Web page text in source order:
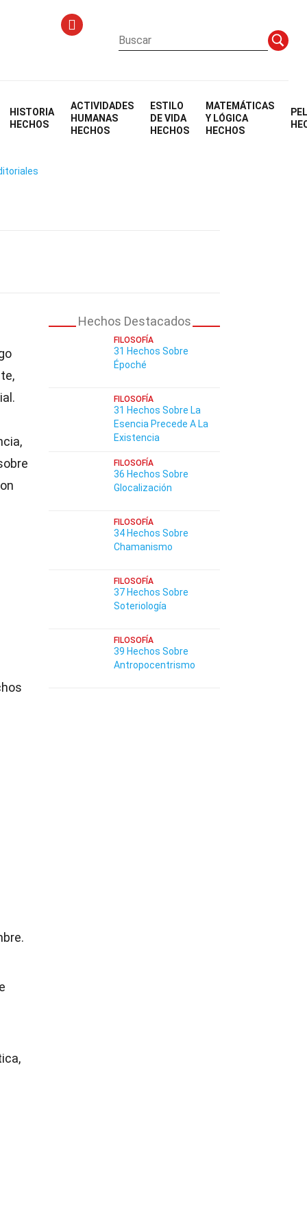
HISTORIA
HECHOS
ACTIVIDADES
HUMANAS
HECHOS
ESTILO
DE VIDA
HECHOS
MATEMÁTICAS
Y LÓGICA
HECHOS
Hechos Destacados
FILOSOFÍA
31 Hechos Sobre
Époché
FILOSOFÍA
31 Hechos Sobre La
Esencia Precede A La
Existencia
FILOSOFÍA
36 Hechos Sobre
Glocalización
FILOSOFÍA
34 Hechos Sobre
Chamanismo
FILOSOFÍA
37 Hechos Sobre
Soteriología
FILOSOFÍA
39 Hechos Sobre
Antropocentrismo